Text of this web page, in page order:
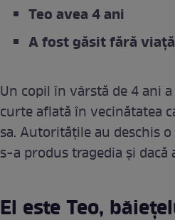
Teo avea 4 ani
A fost găsit fără
Un copil în vârstă de 4 ani
curte aflată în vecinătatea
sa. Autoritățile au deschis
s-a produs tragedia și
El este Teo,